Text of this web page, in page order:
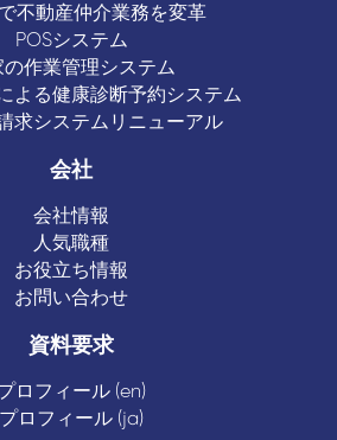
不動産仲介業務を変革
POSシステム
の作業管理システム
よる健康診断予約システム
求システムリニューアル
会社
会社情報
人気職種
お役立ち情報
お問い合わせ
資料要求
ロフィール (en)
プロフィール (ja)